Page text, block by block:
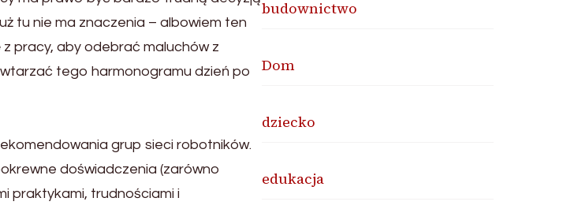
tu nie ma znaczenia – albowiem ten
z pracy, aby odebrać maluchów z
tego harmonogramu dzień po
grup sieci robotników.
doświadczenia (zarówno
praktykami, trudnościami i
budownictwo
Dom
dziecko
edukacja